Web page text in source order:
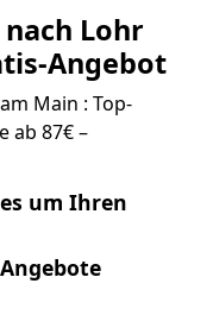
Lohr
Angebot
Main : Top-
ab 87€ –
um Ihren